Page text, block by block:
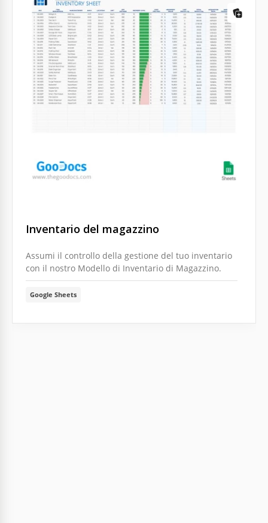
Inventario del magazzino
Assumi il controllo della gestione del tuo inventario
con il nostro Modello di Inventario di Magazzino.
Google Sheets